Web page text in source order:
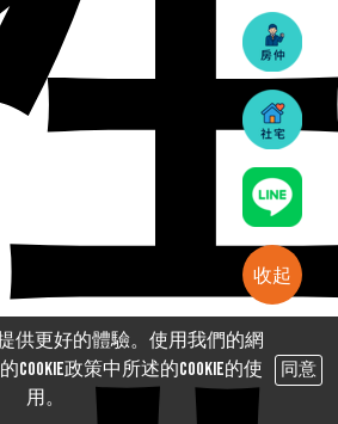
收起
供更好的體驗。使用我們的網
政策中所述的Cookie的使
用。
同意